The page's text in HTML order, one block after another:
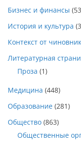
Бизнес и финансы
История и культура
Контекст от
Литературная
Проза (1)
Медицина (448)
Образование (281)
Общество (863)
Общественные